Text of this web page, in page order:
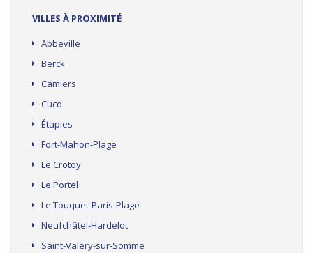
VILLES À PROXIMITÉ
Abbeville
Berck
Camiers
Cucq
Étaples
Fort-Mahon-Plage
Le Crotoy
Le Portel
Le Touquet-Paris-Plage
Neufchâtel-Hardelot
Saint-Valery-sur-Somme